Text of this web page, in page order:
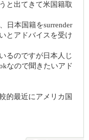
と出てきて米国籍取
日本国籍をsurrender
とアドバイスを受け
るのですが日本人じ
なので聞きたいアド
的最近にアメリカ国